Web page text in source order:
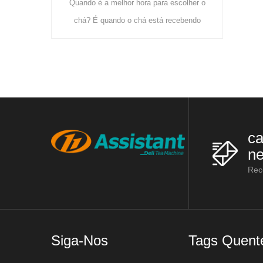
hora para escolher o
Siga-Nos Tags